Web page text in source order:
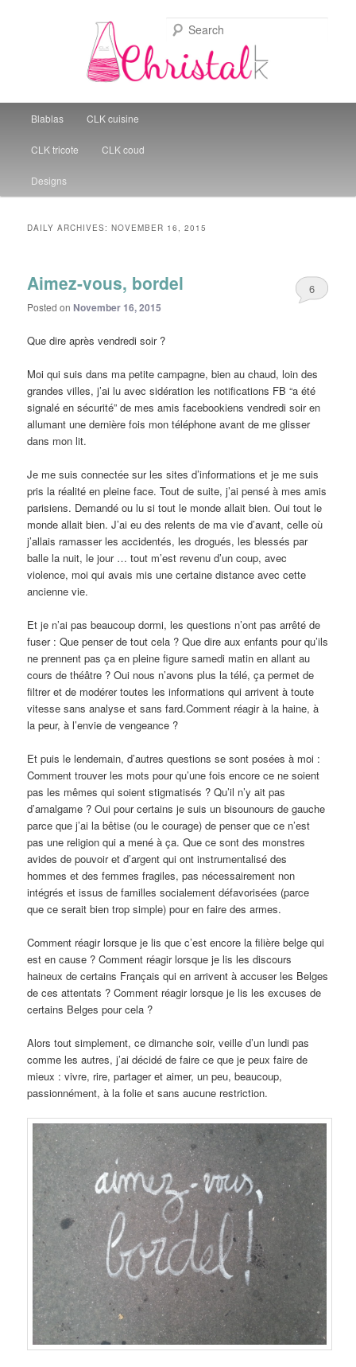
Christal Little Kitchen
Skip to primary content
Skip to secondary content
Blablas CLK cuisine
CLK tricote CLK coud
Designs
DAILY ARCHIVES:NOVEMBER 16, 2015
Aimez-vous, bordel
Posted on November 16, 2015
6
Que dire après vendredi soir ?
Moi qui suis dans ma petite campagne, bien au chaud, loin des
grandes villes, j’ai lu avec sidération les notifications FB “a été
signalé en sécurité” de mes amis facebookiens vendredi soir en
allumant une dernière fois mon téléphone avant de me glisser
dans mon lit.
Je me suis connectée sur les sites d’informations et je me suis
pris la réalité en pleine face. Tout de suite, j’ai pensé à mes amis
parisiens. Demandé ou lu si tout le monde allait bien. Oui tout le
monde allait bien. J’ai eu des relents de ma vie d’avant, celle où
j’allais ramasser les accidentés, les drogués, les blessés par
balle la nuit, le jour … tout m’est revenu d’un coup, avec
violence, moi qui avais mis une certaine distance avec cette
ancienne vie.
Et je n’ai pas beaucoup dormi, les questions n’ont pas arrêté de
fuser : Que penser de tout cela ? Que dire aux enfants pour qu’ils
ne prennent pas ça en pleine figure samedi matin en allant au
cours de théâtre ? Oui nous n’avons plus la télé, ça permet de
filtrer et de modérer toutes les informations qui arrivent à toute
vitesse sans analyse et sans fard.Comment réagir à la haine, à
la peur, à l’envie de vengeance ?
Et puis le lendemain, d’autres questions se sont posées à moi :
Comment trouver les mots pour qu’une fois encore ce ne soient
pas les mêmes qui soient stigmatisés ? Qu’il n’y ait pas
d’amalgame ? Oui pour certains je suis un bisounours de gauche
parce que j’ai la bêtise (ou le courage) de penser que ce n’est
pas une religion qui a mené à ça. Que ce sont des monstres
avides de pouvoir et d’argent qui ont instrumentalisé des
hommes et des femmes fragiles, pas nécessairement non
intégrés et issus de familles socialement défavorisées (parce
que ce serait bien trop simple) pour en faire des armes.
Comment réagir lorsque je lis que c’est encore la filière belge qui
est en cause ? Comment réagir lorsque je lis les discours
haineux de certains Français qui en arrivent à accuser les Belges
de ces attentats ? Comment réagir lorsque je lis les excuses de
certains Belges pour cela ?
Alors tout simplement, ce dimanche soir, veille d’un lundi pas
comme les autres, j’ai décidé de faire ce que je peux faire de
mieux : vivre, rire, partager et aimer, un peu, beaucoup,
passionnément, à la folie et sans aucune restriction.